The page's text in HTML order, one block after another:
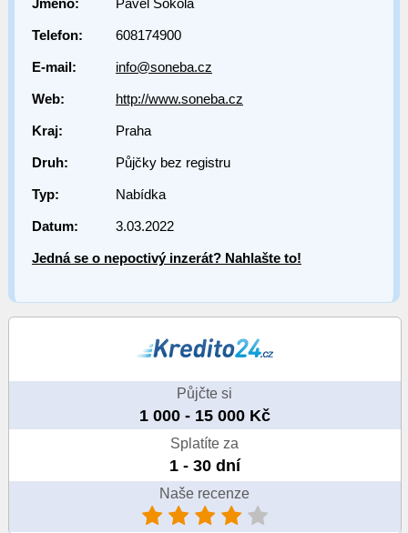
Jméno: Pavel Sokola
Telefon: 608174900
E-mail: info@soneba.cz
Web: http://www.soneba.cz
Kraj: Praha
Druh: Půjčky bez registru
Typ: Nabídka
Datum: 3.03.2022
Jedná se o nepoctivý inzerát? Nahlašte to!
Půjčte si
1 000 - 15 000 Kč
Splatíte za
1 - 30 dní
Naše recenze